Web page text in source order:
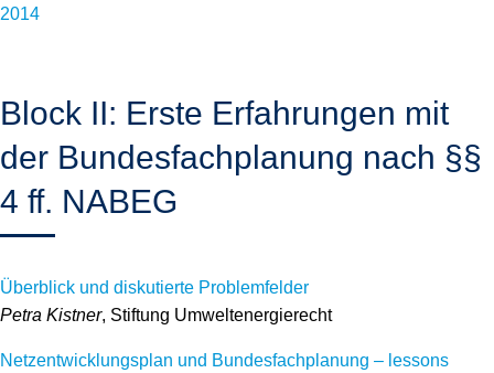
2014
Block II: Erste Erfahrungen mit
der Bundesfachplanung nach §§
4 ff. NABEG
Überblick und diskutierte Problemfelder
Petra Kistner, Stiftung Umweltenergierecht
Netzentwicklungsplan und Bundesfachplanung – lessons